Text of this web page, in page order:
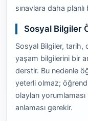
sınavlara daha planlı
Sosyal Bilgiler
Sosyal Bilgiler, tarih,
yaşam bilgilerini bir
derstir. Bu nedenle
yeterli olmaz;
olayları
anlaması gerekir.